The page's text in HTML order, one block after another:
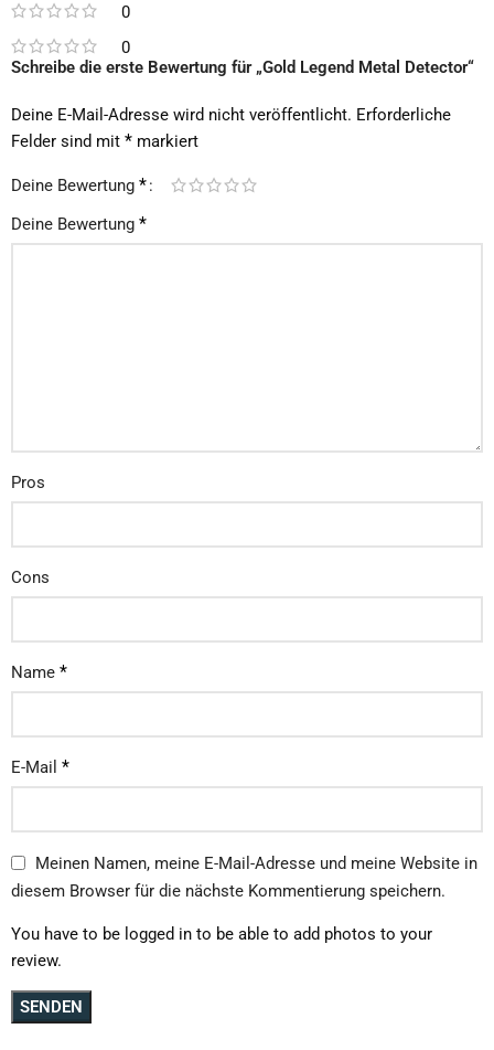
0
0
Schreibe die erste Bewertung für „Gold Legend Metal Detector“
Deine E-Mail-Adresse wird nicht veröffentlicht. Erforderliche
Felder sind mit * markiert
Deine Bewertung *
Deine Bewertung *
Pros
Cons
Name *
E-Mail *
Meinen Namen, meine E-Mail-Adresse und meine Website in
diesem Browser für die nächste Kommentierung speichern.
You have to be logged in to be able to add photos to your
review.